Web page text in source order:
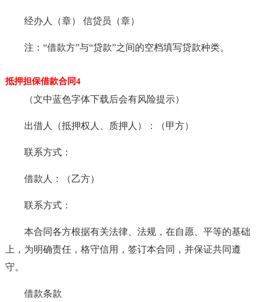
经办人（章） 信贷员（章）
注：“借款方”与“贷款”之间的空档填写贷款种类。
抵押担保借款合同4
（文中蓝色字体下载后会有风险提示）
出借人（抵押权人、质押人）：（甲方）
联系方式：
借款人：（乙方）
联系方式：
本合同各方根据有关法律、法规，在自愿、平等的基础
上，为明确责任，格守信用，签订本合同，并保证共同遵
守。
借款条款